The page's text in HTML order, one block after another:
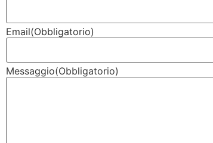
Email(Obbligatorio)
Messaggio(Obbligatorio)